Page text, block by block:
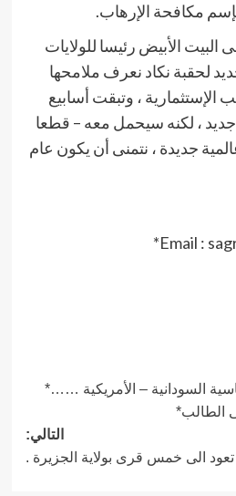
مكافحة الإرهاب.
البيت الأبيض رئيسا للولايات
لحقبة نكاد نعرف ملامحها
الإستثمارية ، وتبقت أسابيع
جديد ، لكنه سيحمل معه – قطعا
جديدة ، نتمنى أن يكون عام
السودانية – الأمريكية ……*
الطالب*
التالي:
تعود الى خمس قرى بولاية الجزيرة .